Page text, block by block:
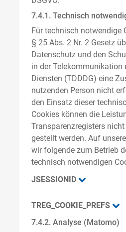
7.4.1. Technisch
Für technisch notwendige
§ 25 Abs. 2 Nr. 2 Gesetz
Datenschutz und den
in der Telekommunikation
Diensten (TDDDG) eine
nutzenden Person nicht
den Einsatz dieser
Cookies können die
Transparenzregisters
gestellt werden. Auf
wir folgende zum Betrieb
technisch notwendigen
JSESSIONID
TREG_COOKIE_PREFS
7.4.2. Analyse (Matomo)